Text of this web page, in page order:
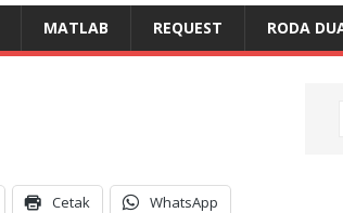
MATLAB REQUEST RODA
Cetak WhatsApp